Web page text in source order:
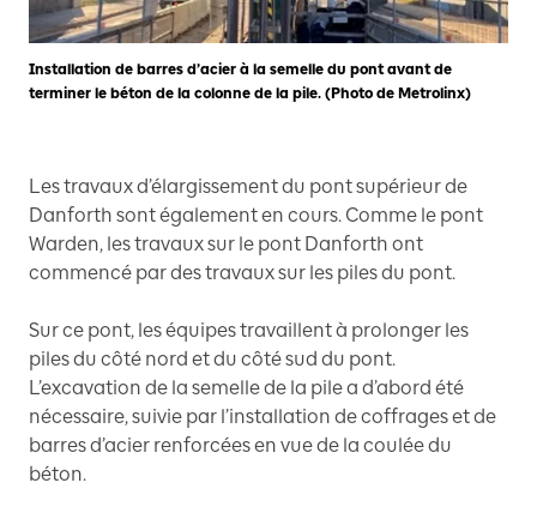
Installation de barres d’acier à la semelle du pont avant de
terminer le béton de la colonne de la pile. (Photo de Metrolinx)
Les travaux d’élargissement du pont supérieur de
Danforth sont également en cours. Comme le pont
Warden, les travaux sur le pont Danforth ont
commencé par des travaux sur les piles du pont.
Sur ce pont, les équipes travaillent à prolonger les
piles du côté nord et du côté sud du pont.
L’excavation de la semelle de la pile a d’abord été
nécessaire, suivie par l’installation de coffrages et de
barres d’acier renforcées en vue de la coulée du
béton.